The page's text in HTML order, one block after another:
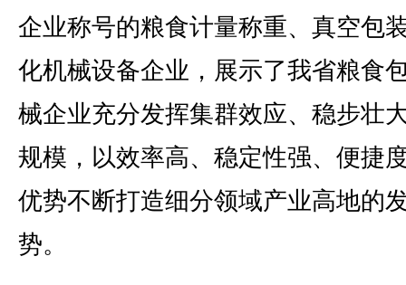
企业称号的粮食计量称重、真空包
化机械设备企业，展示了我省粮食
械企业充分发挥集群效应、稳步壮
规模，以效率高、稳定性强、便捷
优势不断打造细分领域产业高地的
势。